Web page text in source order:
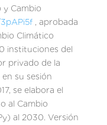
y Cambio
, aprobada
Climático
instituciones del
privado de la
su sesión
se elabora el
al Cambio
al 2030. Versión